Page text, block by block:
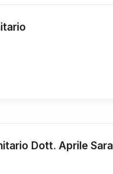
Dott. Aprile Sara